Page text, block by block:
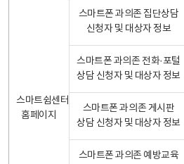
스마트쉼센터
홈페이지
스마트폰 과의존 집단상담
신청자 및 대상자 정보
스마트폰 과의존 전화·포털
상담 신청자 및 대상자 정보
스마트폰 과의존 게시판
상담 신청자 및 대상자 정보
스마트폰 과의존 예방교육